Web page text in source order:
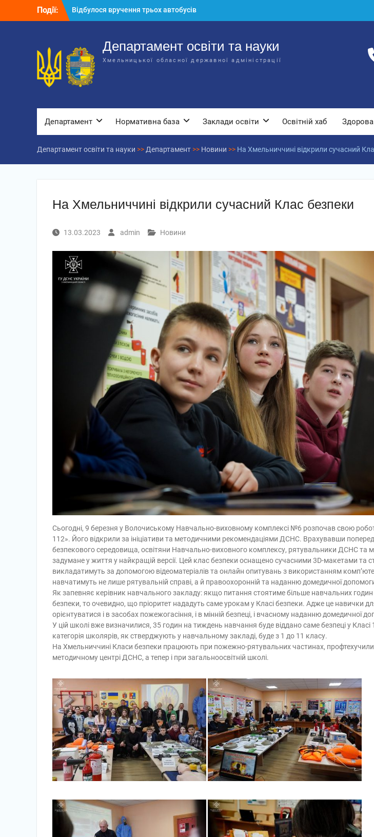
Події:
Відбулося засідання колегії
Департаменту освіти та науки обласної
Відбулась обласна нарада для
відповідальних за національно-
патріотичне виховання
Департамент освіти та науки
Хмельницької обласної державної адміністрації
Департамент Нормативна база Заклади освіти Освітній хаб Здорова
Департамент освіти та науки >> Департамент >> Новини >> На Хмельниччині відкрили сучасний
На Хмельниччині відкрили сучасний Клас безпеки
13.03.2023 admin Новини
Сьогодні, 9 березня у Волочиському Навчально-виховному комплексі №6 розпочав свою
112». Його відкрили за ініціативи та методичними рекомендаціями ДСНС. Врахувавши
безпекового середовища, освітяни Навчально-виховного комплексу, рятувальники ДСНС та
задумане у життя у найкращій версії. Цей клас безпеки оснащено сучасними 3D-макетами та
викладатимуть за допомогою відеоматеріалів та онлайн опитувань з використанням
навчатимуть не лише рятувальній справі, а й правоохоронній та наданню домедичної
Як запевняє керівник навчального закладу: якщо питання стоятиме більше навчальних годин
безпеки, то очевидно, що пріоритет нададуть саме урокам у Класі безпеки. Адже це навички
орієнтуватися і в засобах пожежогасіння, і в мінній безпеці, і вчасному наданню домедичної
У цій школі вже визначилися, 35 годин на тиждень навчання буде віддано саме безпеці у Класі
категорія школярів, як стверджують у навчальному закладі, буде з 1 до 11 класу.
На Хмельниччині Класи безпеки працюють при пожежно-рятувальних частинах,
методичному центрі ДСНС, а тепер і при загальноосвітній школі.